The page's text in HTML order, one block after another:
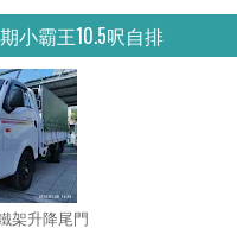
小霸王10.5呎自排
架升降尾門